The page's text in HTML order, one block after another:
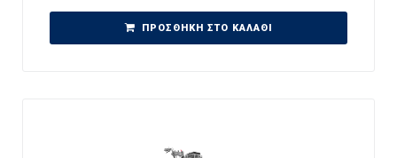
ΠΡΟΣΘΉΚΗ ΣΤΟ ΚΑΛΆΘΙ